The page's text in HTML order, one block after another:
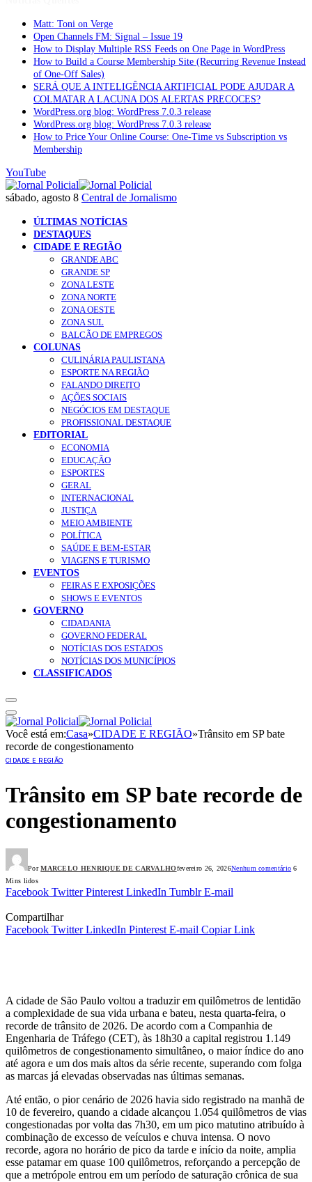
Matt: Toni on Verge
Open Channels FM: Signal – Issue 19
How to Display Multiple RSS Feeds on One Page in WordPress
How to Build a Course Membership Site (Recurring Revenue Instead
of One-Off Sales)
SERÁ QUE A INTELIGÊNCIA ARTIFICIAL PODE AJUDAR A
COLMATAR A LACUNA DOS ALERTAS PRECOCES?
WordPress.org blog: WordPress 7.0.3 release
WordPress.org blog: WordPress 7.0.3 release
How to Price Your Online Course: One-Time vs Subscription vs
Membership
YouTube
sábado, agosto 8 Central de Jornalismo
ÚLTIMAS NOTÍCIAS
DESTAQUES
CIDADE E REGIÃO
GRANDE ABC
GRANDE SP
ZONA LESTE
ZONA NORTE
ZONA OESTE
ZONA SUL
BALCÃO DE EMPREGOS
COLUNAS
CULINÁRIA PAULISTANA
ESPORTE NA REGIÃO
FALANDO DIREITO
AÇÕES SOCIAIS
NEGÓCIOS EM DESTAQUE
PROFISSIONAL DESTAQUE
EDITORIAL
ECONOMIA
EDUCAÇÃO
ESPORTES
GERAL
INTERNACIONAL
JUSTIÇA
MEIO AMBIENTE
POLÍTICA
SAÚDE E BEM-ESTAR
VIAGENS E TURISMO
EVENTOS
FEIRAS E EXPOSIÇÕES
SHOWS E EVENTOS
GOVERNO
CIDADANIA
GOVERNO FEDERAL
NOTÍCIAS DOS ESTADOS
NOTÍCIAS DOS MUNICÍPIOS
CLASSIFICADOS
Você está em:Casa»CIDADE E REGIÃO»Trânsito em SP bate
recorde de congestionamento
CIDADE E REGIÃO
Trânsito em SP bate recorde de
congestionamento
Por MARCELO HENRIQUE DE CARVALHOfevereiro 26, 2026Nenhum comentário 6
Mins lidos
Facebook Twitter Pinterest LinkedIn Tumblr E-mail
Compartilhar
Facebook Twitter LinkedIn Pinterest E-mail Copiar Link
A cidade de São Paulo voltou a traduzir em quilômetros de lentidão
a complexidade de sua vida urbana e bateu, nesta quarta‑feira, o
recorde de trânsito de 2026. De acordo com a Companhia de
Engenharia de Tráfego (CET), às 18h30 a capital registrou 1.149
quilômetros de congestionamento simultâneo, o maior índice do ano
até agora e um dos mais altos da série recente, superando com folga
as marcas já elevadas observadas nas últimas semanas.
Até então, o pior cenário de 2026 havia sido registrado na manhã de
10 de fevereiro, quando a cidade alcançou 1.054 quilômetros de vias
congestionadas por volta das 7h30, em um pico matutino atribuído à
combinação de excesso de veículos e chuva intensa. O novo
recorde, agora no horário de pico da tarde e início da noite, amplia
esse patamar em quase 100 quilômetros, reforçando a percepção de
que a metrópole entrou em um período de saturação crônica de sua